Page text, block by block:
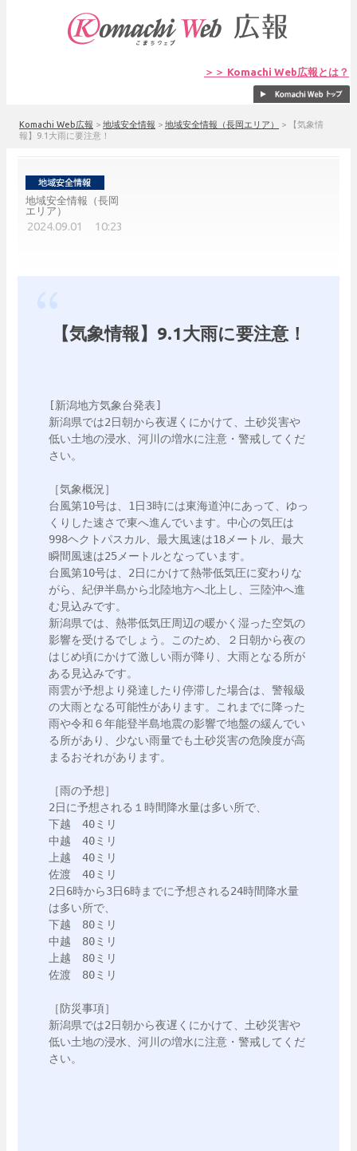
＞＞ Komachi Web広報とは？
Komachi Web広報 > 地域安全情報 > 地域安全情報（長岡エリア） >
【気象情
報】9.1大雨に要注意！
地域安全情報（長岡
エリア）
2024.09.01 10:23
【気象情報】9.1大雨に要注意！
[新潟地方気象台発表]
新潟県では2日朝から夜遅くにかけて、土砂災害や
低い土地の浸水、河川の増水に注意・警戒してくだ
さい。
［気象概況］
台風第10号は、1日3時には東海道沖にあって、ゆっ
くりした速さで東へ進んでいます。中心の気圧は
998ヘクトパスカル、最大風速は18メートル、最大
瞬間風速は25メートルとなっています。
台風第10号は、2日にかけて熱帯低気圧に変わりな
がら、紀伊半島から北陸地方へ北上し、三陸沖へ進
む見込みです。
新潟県では、熱帯低気圧周辺の暖かく湿った空気の
影響を受けるでしょう。このため、２日朝から夜の
はじめ頃にかけて激しい雨が降り、大雨となる所が
ある見込みです。
雨雲が予想より発達したり停滞した場合は、警報級
の大雨となる可能性があります。これまでに降った
雨や令和６年能登半島地震の影響で地盤の緩んでい
る所があり、少ない雨量でも土砂災害の危険度が高
まるおそれがあります。
［雨の予想］
2日に予想される１時間降水量は多い所で、
下越　40ミリ
中越　40ミリ
上越　40ミリ
佐渡　40ミリ
2日6時から3日6時までに予想される24時間降水量
は多い所で、
下越　80ミリ
中越　80ミリ
上越　80ミリ
佐渡　80ミリ
［防災事項］
新潟県では2日朝から夜遅くにかけて、土砂災害や
低い土地の浸水、河川の増水に注意・警戒してくだ
さい。